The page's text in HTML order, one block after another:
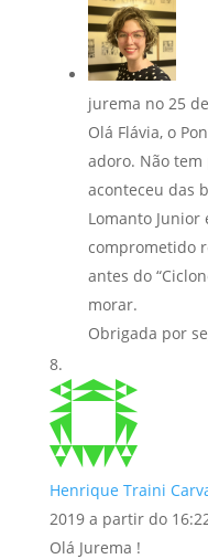
jurema no 25
Olá Flávia, o
adoro. Não tem
aconteceu das
Lomanto
comprometido
antes do
morar.
Obrigada por
Henrique Traini
2019 a partir do
Olá Jurema !